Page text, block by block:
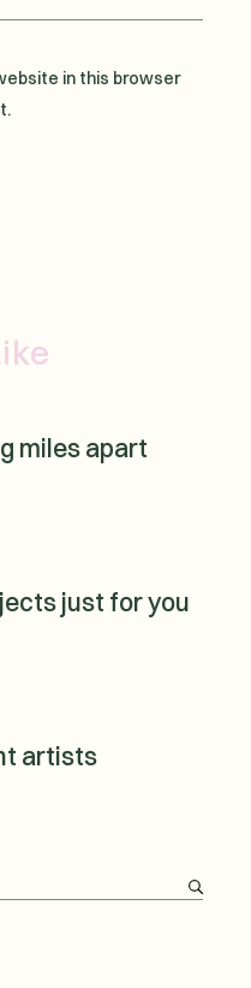
in this browser
miles apart
just for you
artists